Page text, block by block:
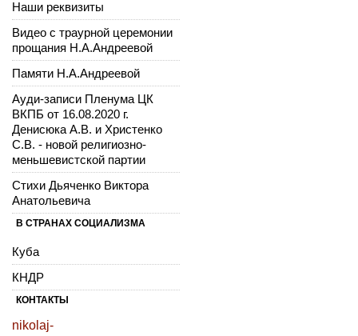
Наши реквизиты
Видео с траурной церемонии
прощания Н.А.Андреевой
Памяти Н.А.Андреевой
Ауди-записи Пленума ЦК
ВКПБ от 16.08.2020 г.
Денисюка А.В. и Христенко
С.В. - новой религиозно-
меньшевистской партии
Стихи Дьяченко Виктора
Анатольевича
В СТРАНАХ СОЦИАЛИЗМА
Куба
КНДР
КОНТАКТЫ
nikolaj-